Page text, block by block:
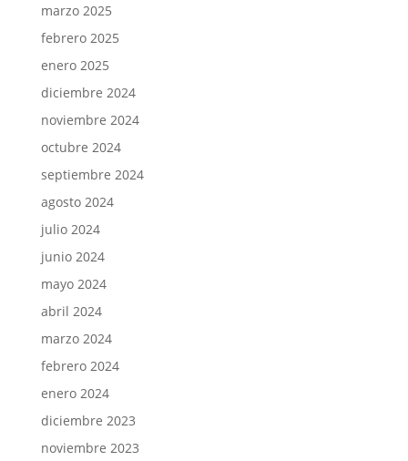
marzo 2025
febrero 2025
enero 2025
diciembre 2024
noviembre 2024
octubre 2024
septiembre 2024
agosto 2024
julio 2024
junio 2024
mayo 2024
abril 2024
marzo 2024
febrero 2024
enero 2024
diciembre 2023
noviembre 2023